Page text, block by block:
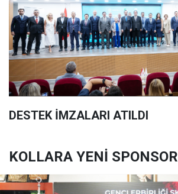
DESTEK İMZALARI ATILDI
KOLLARA YENİ SPONSOR